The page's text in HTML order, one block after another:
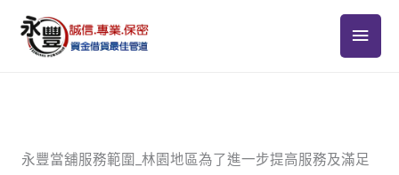
主
單
永豐當舖服務範圍_林園地區為了進一步提高服務及滿足